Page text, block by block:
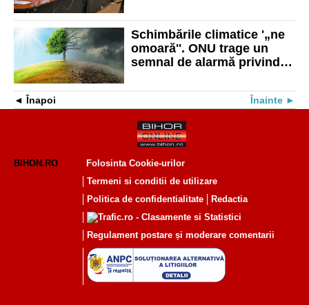
Schimbările climatice '„ne
omoară''. ONU trage un
semnal de alarmă privind
Înapoi Înainte
BIHON.RO
Folosinta Cookie-urilor
Termeni si conditii de utilizare
Politica de confidentialitate
Redactia
Regulament postare și moderare comentarii